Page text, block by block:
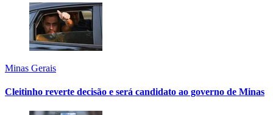
Minas Gerais
Cleitinho reverte decisão e será candidato ao governo de Minas